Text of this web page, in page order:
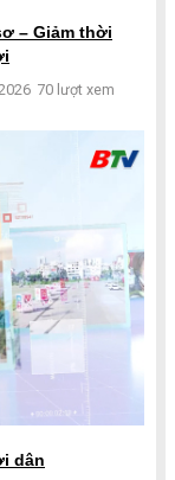
– Giảm thời
70 lượt xem
dân